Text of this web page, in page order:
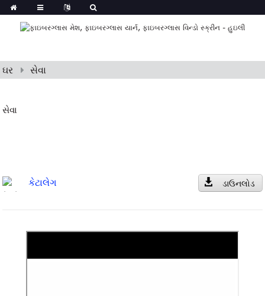
ઘર સેવા
સેવા
કેટાલેગ ડાઉનલોડ